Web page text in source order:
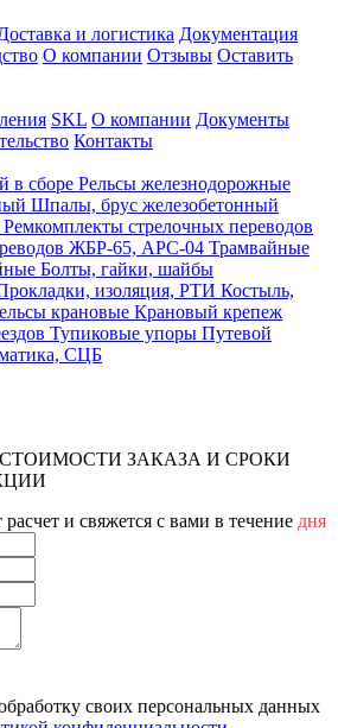
и логистика Документация
О компании Отзывы Оставить
SKL О компании Документы
Контакты
в сборе Рельсы железнодорожные
Шпалы, брус железобетонный
Ремкомплекты стрелочных переводов
ЖБР-65, АРС-04 Трамвайные
Болты, гайки, шайбы
изоляция, РТИ Костыль,
крановые Крановый крепеж
Тупиковые упоры Путевой
СЦБ
ЗАКАЗА И СРОКИ
и свяжется с вами в течение дня
своих персональных данных